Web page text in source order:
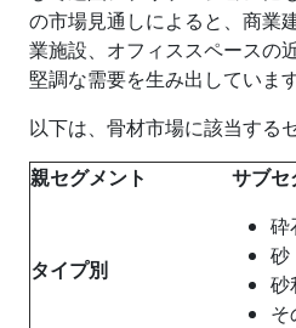
の市場見通しによると、商業
業施設、オフィススペースの
堅調な需要を生み出しています
以下は、骨材市場に該当する
親セグメント
サブセ
タイプ別
砕
砂
砂
そ